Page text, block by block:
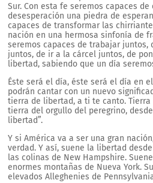
Sur. Con esta fe seremos capaces
desesperación una piedra de
capaces de transformar las
nación en una hermosa sinfonía de
seremos capaces de trabajar juntos,
juntos, de ir a la cárcel juntos, de
libertad, sabiendo que un día
Éste será el día, éste será el día en
podrán cantar con un nuevo
tierra de libertad, a ti te canto.
tierra del orgullo del peregrino,
libertad”.
Y si América va a ser una gran
verdad. Y así, suene la libertad
las colinas de New Hampshire.
enormes montañas de Nueva York.
elevados Alleghenies de